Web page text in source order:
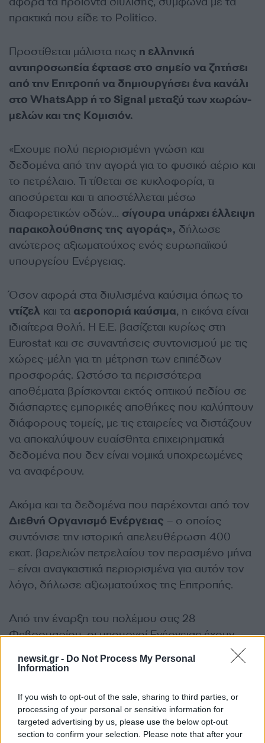
newsit.gr - Do Not Process My Personal
Information
If you wish to opt-out of the sale, sharing to third parties, or
processing of your personal or sensitive information for
targeted advertising by us, please use the below opt-out
section to confirm your selection. Please note that after your
πρακτικά που είδε το Politico.
Προστίθεται μάλιστα πως η ελληνική
αντιπροσωπεία έφτασε στο σημείο να ζητήσει
από την Επιτροπή να δημιουργήσει ένα κανάλι
στο WhatsApp ή το Signal μεταξύ των χωρών-
μελών και της Κομισιόν.
«Εχουμε πολύ περιορισμένη γνώση και
δεδομένα από την αγορά για το φυσικό αέριο και
το πετρέλαιο. Τι τίθεται σε κυκλοφορία, τι
αποσύρεται και τι αποστέλλεται μέσω
διαφορετικών οδών… σίγουρα υπάρχει έλλειψη
παρακολούθησης της αγοράς», δήλωσε
ανώτερος αξιωματούχος ενός ευρωπαϊκού
υπουργείου Ενέργειας.
Όσον αφορά στα διυλισμένα καύσιμα όπως το
ντίζελ και τα αεροποριά καύσιμα, η εικόνα είναι
ιδιαίτερα θολή. Η Ε.Ε. βασίζεται κυρίως στη
Eurostat και σε συναντήσεις συντονισμού με τις
χώρες-μέλη για τη μέτρηση των επιπέδων
προσφοράς. Ωστόσο τα περισσότερα
αποθέματα βρίσκονται εκτός οπτικού πεδίου σε
διάσπαρτες εμπορικές αποθήκες που καλύπτουν
διάφορους τομείς, με τις εταιρείες να διστάζουν
να αποκαλύψουν ευαίσθητα επιχειρηματικά
δεδομένα που δεν είναι νομικά υποχρεωμένες
να αναφέρουν.
Ακόμα και τα δεδομένα που παρέχονται από τον
Διεθνή Οργανισμό Ενέργειας – ο οποίος
συντόνισε την ιστορική απελευθέρωση 400
εκατ. βαρελιών πετρελαίου τον περασμένο μήνα
– είναι αναγκαστικά περιορισμένα για αυτόν τον
λόγο, δήλωσε αξιωματούχος της Επιτροπής.
Από την έναρξη του πολέμου στις 28
Φεβρουαρίου, οι υπουργοί Ενέργειας έχουν
καλέσει την Ευρωπαϊκή Επιτροπή να ενισχύσει
την ικανότητα της Ε.Ε. να καταμετρά τις
σε υπόγειες εγκαταστάσεις, σε δεξαμενές σε
μεγάλα λιμάνια, σε τεράστια δεξαμενόπλοια που
είναι αγκυροβολημένα στα ανοιχτά των